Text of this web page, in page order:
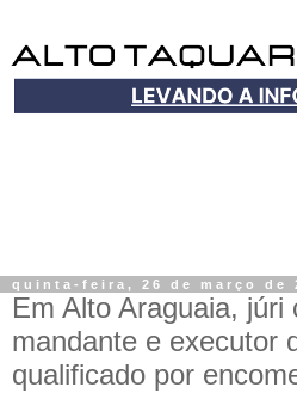
quinta-feira, 26 de março de
Em Alto Araguaia, júri
mandante e executor
qualificado por